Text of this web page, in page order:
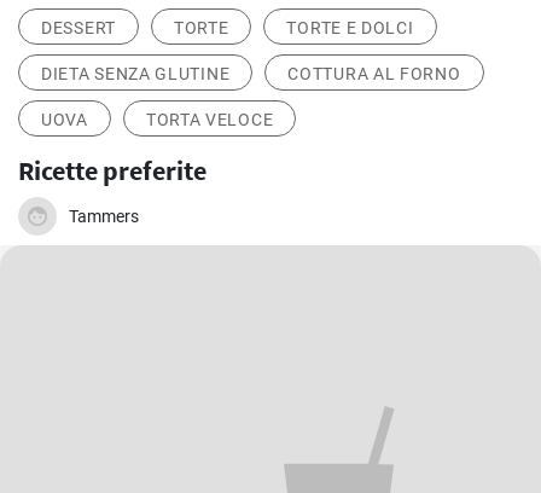
DESSERT TORTE TORTE E DOLCI
DIETA SENZA GLUTINE COTTURA AL FORNO
UOVA TORTA VELOCE
Ricette preferite
Tammers